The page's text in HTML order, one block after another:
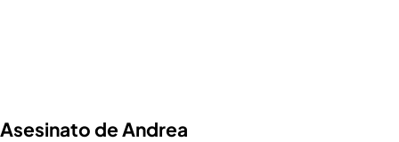
Asesinato de Andrea